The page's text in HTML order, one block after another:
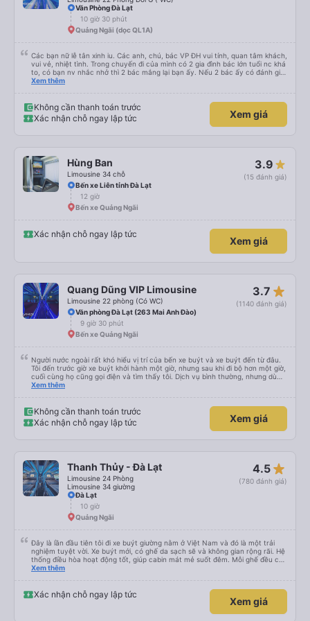
Văn Phòng Đà Lạt
10 giờ 30 phút
Quảng Ngãi (dọc QL1A)
Các bạn nữ lễ tân xinh iu. Các anh, chú, bác VP ĐH vui tính, quan tâm khách,
vui vẻ, nhiệt tình. Trong chuyến đi của mình có 2 gia đình bác lớn tuổi nc khá
to, có bạn nv nhắc nhở thì 2 bác mắng lại bạn ấy. Nếu 2 bác ấy có đánh giá
xấu thì mình ngược lại nha. Bạn ấy nhắc nhở rất đúng. 2 bác nói rất to. To
bạn ấy nha. Nếu bạn ấy bị trừ thì bảo bạn ấy liên hệ sđt của mình, mình hỗ
trợ ạ. Số mình đuôi 666, chuyến ĐH-NT ngày 16/1. À các bạn nữ lễ tân xinh
iu còn đổi cho mình phòng đơn sang đôi xong còn note là (một mình) yêu
Xem thêm
Không cần thanh toán trước
Xác nhận chỗ ngay lập tức
Xem giá
Hùng Ban
Limousine 34 chỗ
3.9
(15 đánh giá)
Bến xe Liên tỉnh Đà Lạt
12 giờ
Bến xe Quảng Ngãi
Xác nhận chỗ ngay lập tức
Xem giá
Quang Dũng VIP Limousine
Limousine 22 phòng (Có WC)
3.7 star_rate
(1140 đánh giá)
Văn phòng Đà Lạt (263 Mai Anh Đào)
9 giờ 30 phút
Bến xe Quảng Ngãi
Người nước ngoài rất khó hiểu vị trí của bến xe buýt và xe buýt đến từ đâu.
Tôi đến trước giờ xe buýt khởi hành một giờ, nhưng sau khi đi bộ hơn một giờ,
cuối cùng họ cũng gọi điện và tìm thấy tôi. Dịch vụ bình thường, nhưng dù
sao thì tôi ngủ ngon hơn ở khách sạn vì tôi rất thoải mái. Sẽ tuyệt hơn nếu
Xem thêm
Không cần thanh toán trước
Xác nhận chỗ ngay lập tức
Xem giá
Thanh Thủy - Đà Lạt
Limousine 24 Phòng
Limousine 34 giường
4.5 star_rate
(780 đánh giá)
Đà Lạt
10 giờ
Quảng Ngãi
Đây là lần đầu tiên tôi đi xe buýt giường nằm ở Việt Nam và đó là một trải
nghiệm tuyệt vời. Xe buýt mới, có ghế da sạch sẽ và không gian rộng rãi. Hệ
thống điều hòa hoạt động tốt, giúp cabin mát mẻ suốt đêm. Mỗi ghế đều có
rèm che để đảm bảo sự riêng tư và rèm cửa sổ tạo không gian tối, riêng tư
giờ, đây là một bất ngờ thú vị. Xe buýt dừng lại để ăn tối và vệ sinh trong 30
phút vào khoảng 9 giờ tối — mặc dù tôi không khuyên bạn nên ăn tối ở đó.
Thay vào đó, hãy cân nhắc mang theo đồ ăn nhẹ hoặc bánh quy cho
Xem thêm
Xác nhận chỗ ngay lập tức
Xem giá